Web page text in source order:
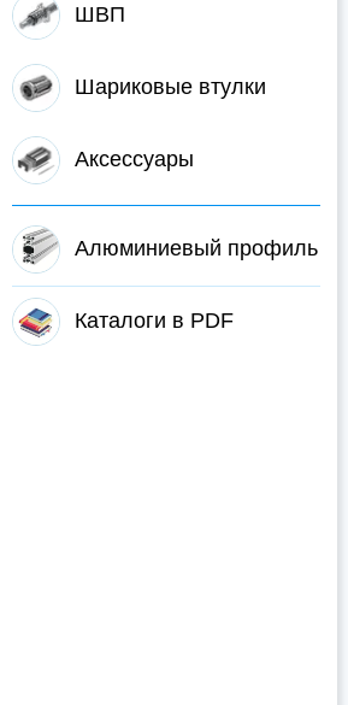
ШВП
Шариковые втулки
Аксессуары
Алюминиевый профиль
Каталоги в PDF